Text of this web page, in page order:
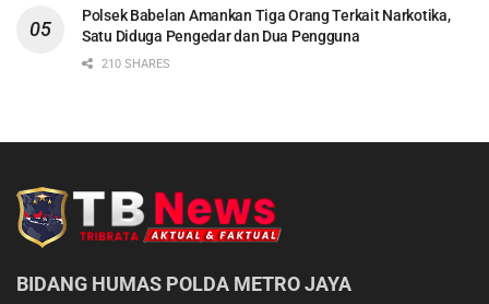
Polsek Babelan Amankan Tiga Orang Terkait Narkotika,
Satu Diduga Pengedar dan Dua Pengguna
210 SHARES
BIDANG HUMAS POLDA METRO JAYA